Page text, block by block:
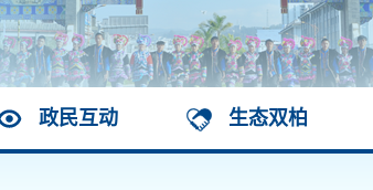
政民互动 生态双柏